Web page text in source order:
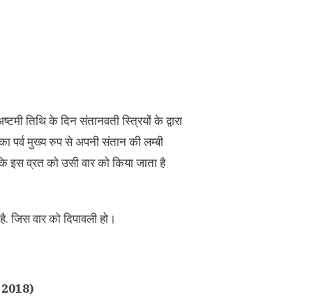
तिथि के दिन संतानवती स्त्रियों के द्वारा
पर्व मुख्य रुप से अपनी संतान की लम्बी
इस व्रत को उसी वार को किया जाता है
.जिस वार को दिपावली हो।